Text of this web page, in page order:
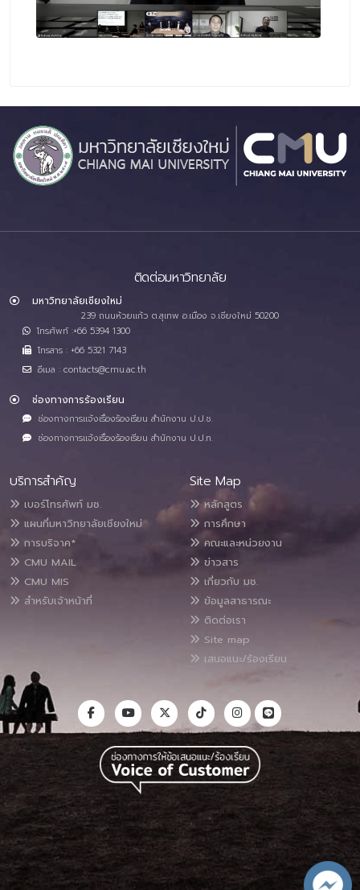
ติดต่อมหาวิทยาลัย
มหาวิทยาลัยเชียงใหม่
239 ถนนห้วยแก้ว ต.สุเทพ อ.เมือง จ.เชียงใหม่ 50200
โทรศัพท์ :+66 5394 1300
โทรสาร : +66 5321 7143
อีเมล : contacts@cmu.ac.th
ช่องทางการร้องเรียน
ช่องทางการแจ้งเรื่องร้องเรียน สำนักงาน ป.ป.ช.
ช่องทางการแจ้งเรื่องร้องเรียน สำนักงาน ป.ป.ท.
บริการสำคัญ
เบอร์โทรศัพท์ มช.
แผนที่มหาวิทยาลัยเชียงใหม่
การบริจาค*
CMU MAIL
CMU MIS
สำหรับเจ้าหน้าที่
Site Map
หลักสูตร
การศึกษา
คณะและหน่วยงาน
ข่าวสาร
เกี่ยวกับ มช.
ข้อมูลสาธารณะ
ติดต่อเรา
Site map
เสนอแนะ/ร้องเรียน